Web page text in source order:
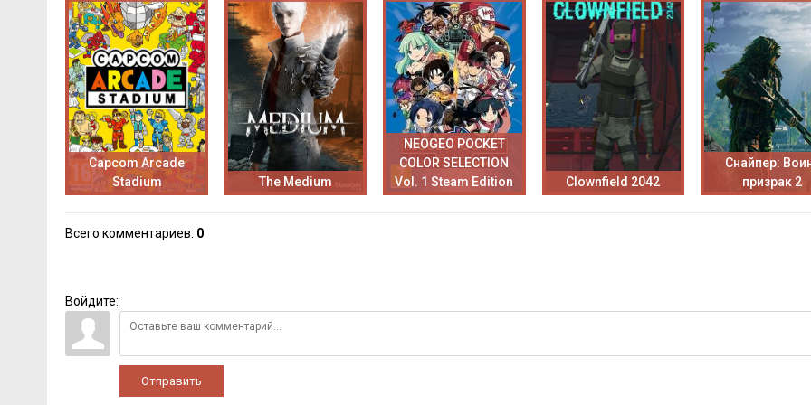
Capcom Arcade
Stadium
The Medium
NEOGEO POCKET
COLOR SELECTION
Vol. 1 Steam Edition
Clownfield 2042
Снайпер:
призрак 2
Всего комментариев: 0
Войдите:
Отправить